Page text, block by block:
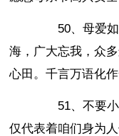
50、母爱如
海，广大忘我，众
心田。千言万语化
51、不要小
仅代表着咱们身为